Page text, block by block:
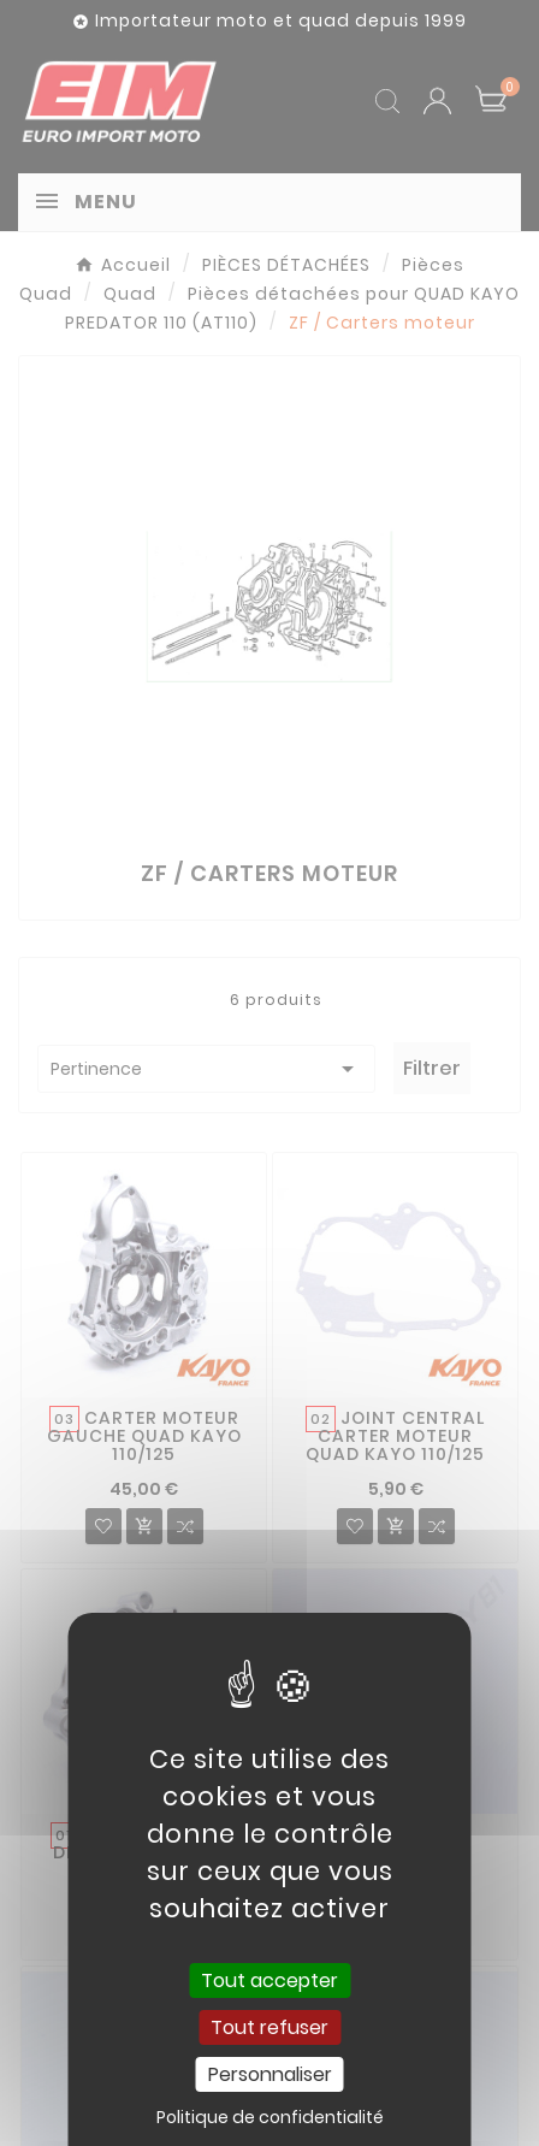
 Importateur moto et quad depuis 1999
0
MENU
Accueil PIÈCES DÉTACHÉES
Pièces
Quad
Quad
Pièces détachées pour QUAD KAYO
PREDATOR 110 (AT110)
ZF / Carters moteur
ZF / CARTERS MOTEUR
6 produits
Pertinence  Filtrer
03 CARTER MOTEUR
GAUCHE QUAD KAYO
110/125
45,00 €

02 JOINT CENTRAL
CARTER MOTEUR
QUAD KAYO 110/125
5,90 €

01 CARTER MOTEUR
DROIT KAYO 110/125
37,00 €

08 JOINT SPI
2,49 €
Panneau de gestion des cookies
Ce site utilise des
cookies et vous
donne le contrôle
sur ceux que vous
souhaitez activer
Tout accepter
Tout refuser
Personnaliser
Politique de confidentialité